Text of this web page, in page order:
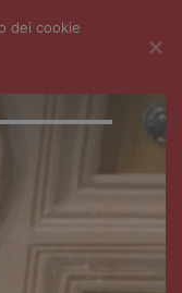
dei cookie